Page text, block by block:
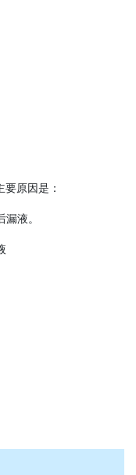
原因是：
液。